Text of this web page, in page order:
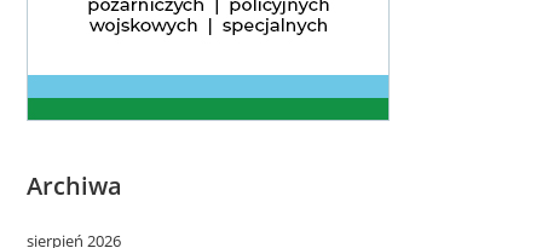
Archiwa
sierpień 2026